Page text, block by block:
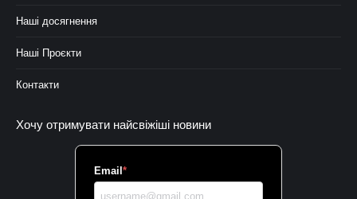
Наші досягнення
Наші Проєкти
Контакти
Хочу отримувати найсвіжіші новини
Email *